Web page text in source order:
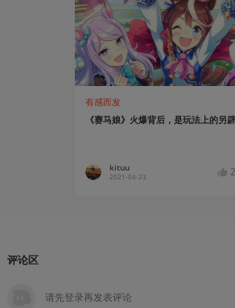
有感而发
《赛马娘》火爆背后，是玩法上的另
kituu
2021-04-23
评论区